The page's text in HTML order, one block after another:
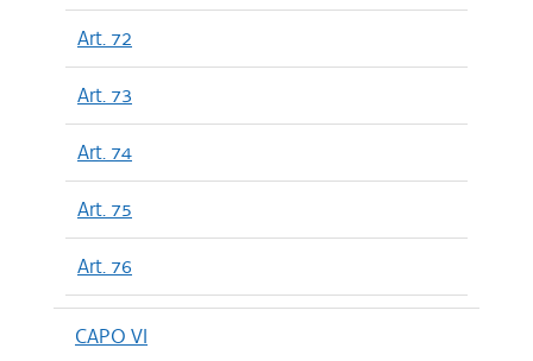
Art. 72
Art. 73
Art. 74
Art. 75
Art. 76
CAPO VI